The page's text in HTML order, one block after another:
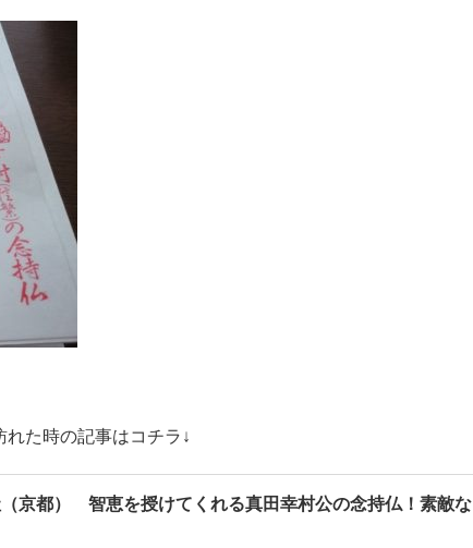
た時の記事はコチラ↓
京都） 智恵を授けてくれる真田幸村公の念持仏！素敵な